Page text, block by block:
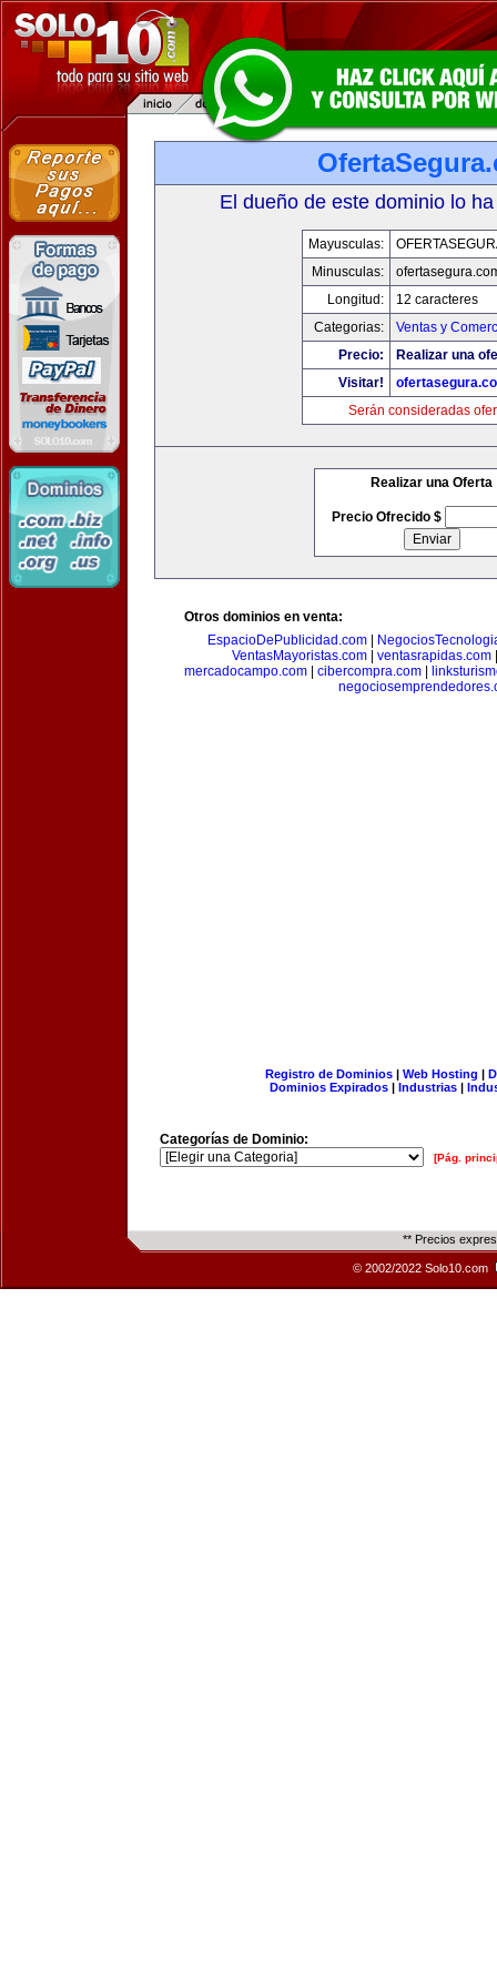
El dueño de este dominio lo
Mayusculas:
Minusculas:
Longitud:
12 caracteres
Categorias:
Ventas y
Precio:
Realizar una
Visitar!
Serán consideradas
Realizar una Oferta
Precio Ofrecido $
Otros dominios en venta:
EspacioDePublicidad.com|
VentasMayoristas.com
ventasrapidas.com
mercadocampo.com
cibercompra.com
Registro de Dominios| Web Hosting |
Dominios Expirados | Industrias |
Categorías de Dominio:
[Pág.
** Precios
© 2002/2022 Solo10.com